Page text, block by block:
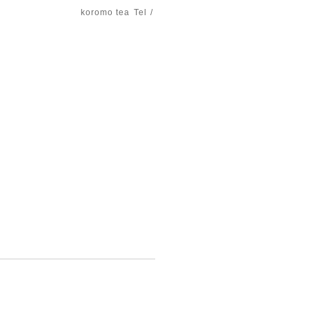
koromo tea Tel /